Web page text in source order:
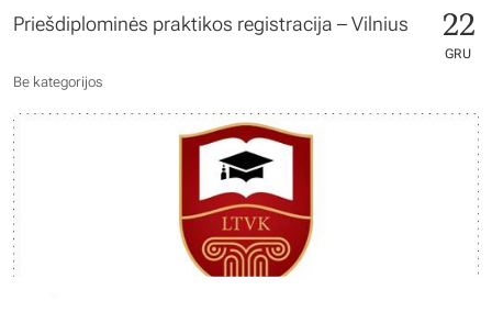
Priešdiplominės praktikos registracija – Vilnius 22
GRU
Be kategorijos